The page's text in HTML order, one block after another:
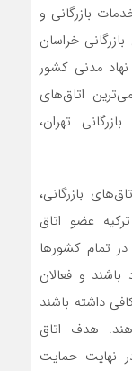
بازرگانی و
خراسان
نهاد مدنی کشور
اتاق‌های
تهران،
وی افزود: یکی از الگوهای بسیار خوب اتاق‌‎های بازرگانی،
عضو اتاق
تمام کشورها
و فعالان
داشته باشند
هدف اتاق
نهایت حمایت